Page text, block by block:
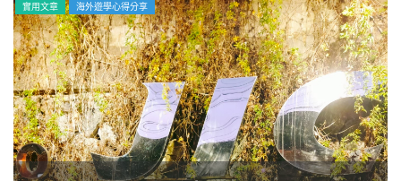
實用文章 海外遊學心得分享